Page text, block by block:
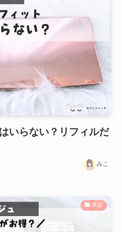
いらない？リフィルだ
みこ
美容